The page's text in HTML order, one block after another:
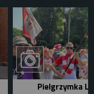
Pielgrzymka